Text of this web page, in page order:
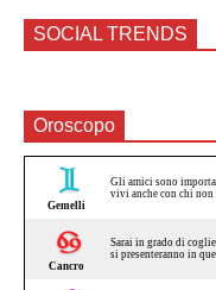
SOCIAL TRENDS
Oroscopo